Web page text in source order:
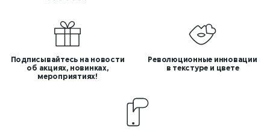
Подписывайтесь на новости
об акциях, новинках,
мероприятиях!
Революционные инновации
в текстуре и цвете